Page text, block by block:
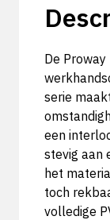
De
serie
een
stevig aan
het
toch
volledige